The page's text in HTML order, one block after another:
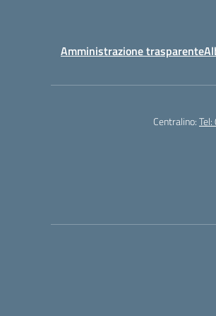
Amministrazione trasparente
Centralino: